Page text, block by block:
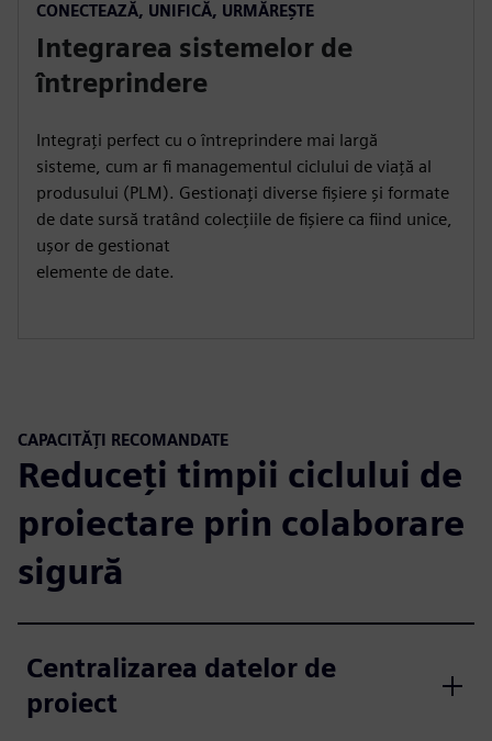
CONECTEAZĂ, UNIFICĂ, URMĂREȘTE
Integrarea sistemelor de
întreprindere
Integrați perfect cu o întreprindere mai largă
sisteme, cum ar fi managementul ciclului de viață al
produsului (PLM). Gestionați diverse fișiere și formate
de date sursă tratând colecțiile de fișiere ca fiind unice,
ușor de gestionat
elemente de date.
CAPACITĂȚI RECOMANDATE
Reduceți timpii ciclului de
proiectare prin colaborare
sigură
Centralizarea datelor de
proiect